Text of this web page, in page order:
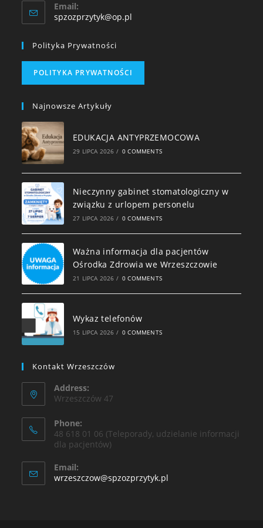
Email:
spzozprzytyk@op.pl
Polityka Prywatności
POLITYKA PRYWATNOŚCI
Najnowsze Artykuły
EDUKACJA ANTYPRZEMOCOWA
29 LIPCA 2026 / 0 COMMENTS
Nieczynny gabinet stomatologiczny w
związku z urlopem personelu
27 LIPCA 2026 / 0 COMMENTS
Ważna informacja dla pacjentów
Ośrodka Zdrowia we Wrzeszczowie
21 LIPCA 2026 / 0 COMMENTS
Wykaz telefonów
15 LIPCA 2026 / 0 COMMENTS
Kontakt Wrzeszczów
Address:
Wrzeszczów 47
Phone:
48 618 01 06 (Teleporady, udzielanie informacji
dla pacjentów)
Email:
wrzeszczow@spzozprzytyk.pl